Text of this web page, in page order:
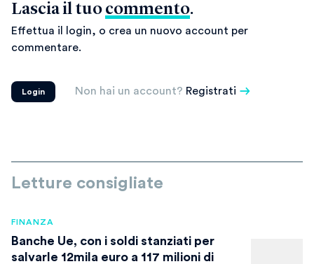
Lascia il tuo commento.
Effettua il login, o crea un nuovo account per
commentare.
Login Non hai un account? Registrati
Letture consigliate
FINANZA
Banche Ue, con i soldi stanziati per
salvarle 12mila euro a 117 milioni di